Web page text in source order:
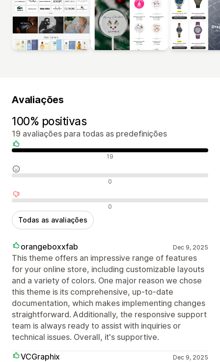
Avaliações
100% positivas
19 avaliações para todas as predefinições
Avaliações positivas 19
Avaliações neutras 0
Avaliações negativas 0
Todas as avaliações
orangeboxxfab Dec 9, 2025
This theme offers an impressive range of features
for your online store, including customizable layouts
and a variety of colors. One major reason we chose
this theme is its comprehensive, up-to-date
documentation, which makes implementing changes
straightforward. Additionally, the responsive support
team is always ready to assist with inquiries or
technical issues. Overall, it's supportive.
VCGraphix
Dec 9, 2025